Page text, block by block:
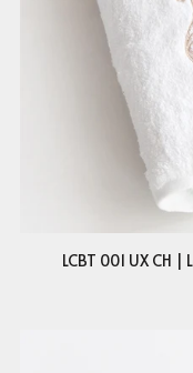
LCBT 001 UX CH